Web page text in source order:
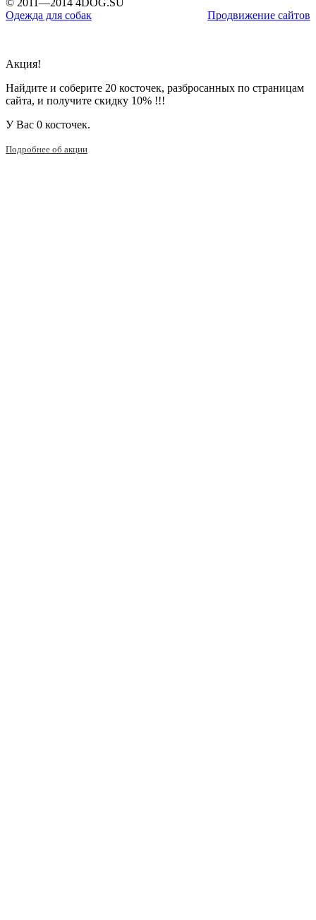
Одежда для собак
Продвижение сайтов
Акция!
Найдите и соберите 20 косточек, разбросанных по страницам
сайта, и получите скидку 10% !!!
У Вас 0 косточек.
Подробнее об акции